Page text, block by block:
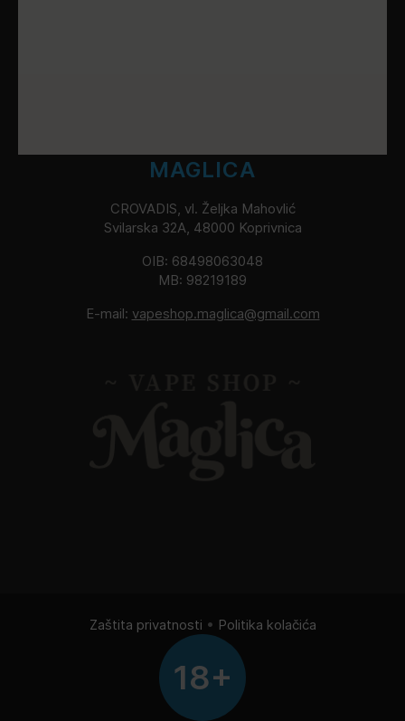
MAGLICA
CROVADIS, vl. Željka Mahovlić
Svilarska 32A, 48000 Koprivnica
OIB: 68498063048
MB: 98219189
E-mail: vapeshop.maglica@gmail.com
Zaštita privatnosti • Politika kolačića
18+